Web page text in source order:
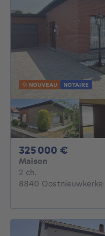
NOUVEAU NOTAIRE
325 000 €
Maison
2 ch.
8840 Oostnieuwkerke